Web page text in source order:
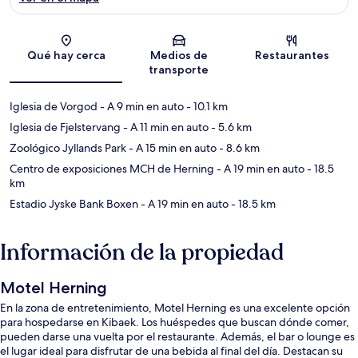
Sección del mapa
Qué hay cerca
Medios de
transporte
Restaurantes
Iglesia de Vorgod - A 9 min en auto- 10.1 km
Iglesia de Fjelstervang - A 11 min en auto- 5.6 km
Zoológico Jyllands Park- A 15 min en auto- 8.6 km
Centro de exposiciones MCH de Herning - A 19 min en auto- 18.5
km
Estadio Jyske Bank Boxen- A 19 min en auto- 18.5 km
Información de la propiedad
Motel Herning
En la zona de entretenimiento, Motel Herning es una excelente opción
para hospedarse en Kibaek. Los huéspedes que buscan dónde comer,
pueden darse una vuelta por el restaurante. Además, el bar o lounge es
el lugar ideal para disfrutar de una bebida al final del día. Destacan su